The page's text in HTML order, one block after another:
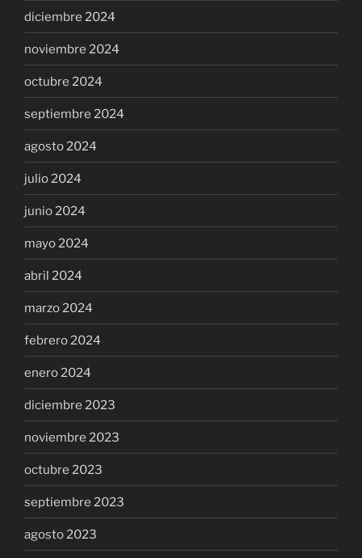
diciembre 2024
noviembre 2024
octubre 2024
septiembre 2024
agosto 2024
julio 2024
junio 2024
mayo 2024
abril 2024
marzo 2024
febrero 2024
enero 2024
diciembre 2023
noviembre 2023
octubre 2023
septiembre 2023
agosto 2023